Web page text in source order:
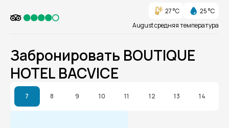
27 °C
25 °C
August средняя температура
Забронировать BOUTIQUE
HOTEL BACVICE
7 8 9 10 11 12 13 14